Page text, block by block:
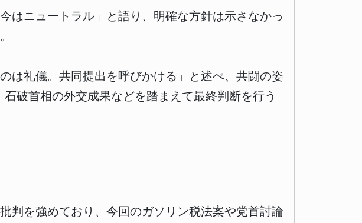
はニュートラル」と語り、明確な方針は示さなかっ
は礼儀。共同提出を呼びかける」と述べ、共闘の姿
破首相の外交成果などを踏まえて最終判断を行う
判を強めており、今回のガソリン税法案や党首討論